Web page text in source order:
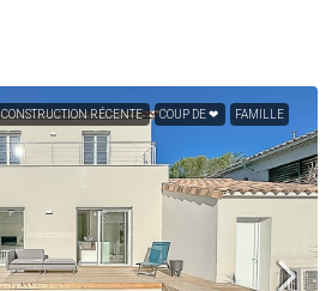
CONSTRUCTION RÉCENTE COUP DE ❤ FAMILLE